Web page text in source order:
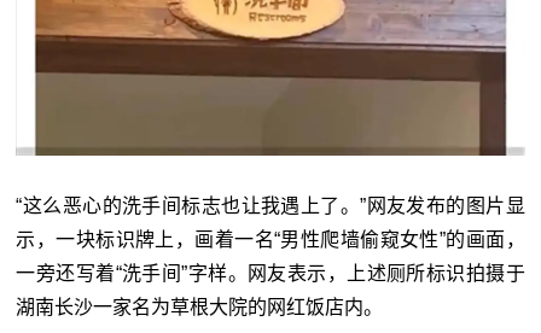
“这么恶心的洗手间标志也让我遇上了。”网友发布的图片显
示，一块标识牌上，画着一名“男性爬墙偷窥女性”的画面，
一旁还写着“洗手间”字样。网友表示，上述厕所标识拍摄于
湖南长沙一家名为草根大院的网红饭店内。